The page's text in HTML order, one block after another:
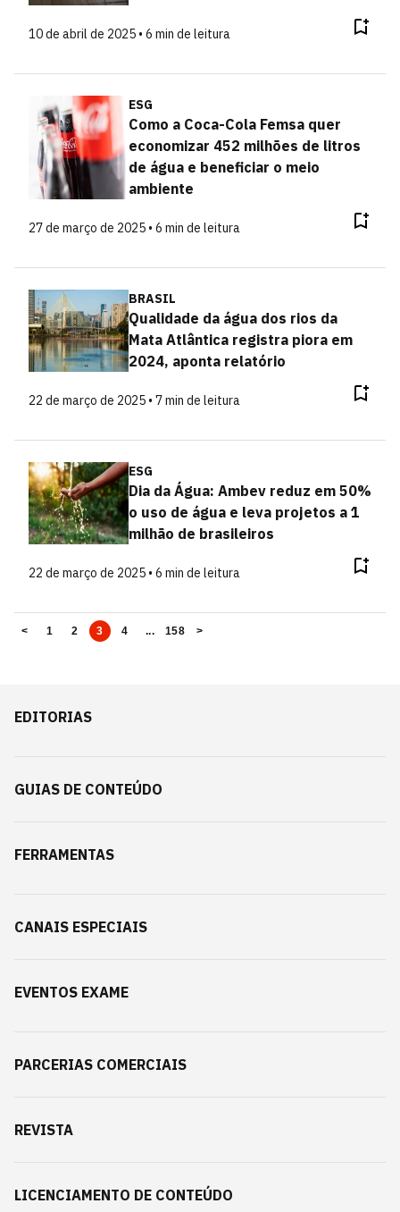
10 de abril de 2025 • 6 min de leitura
ESG
Como a Coca-Cola Femsa quer
economizar 452 milhões de litros
de água e beneficiar o meio
ambiente
27 de março de 2025 • 6 min de leitura
BRASIL
Qualidade da água dos rios da
Mata Atlântica registra piora em
2024, aponta relatório
22 de março de 2025 • 7 min de leitura
ESG
Dia da Água: Ambev reduz em 50%
o uso de água e leva projetos a 1
milhão de brasileiros
22 de março de 2025 • 6 min de leitura
< 1 2 3 4 ... 158 >
EDITORIAS
GUIAS DE CONTEÚDO
FERRAMENTAS
CANAIS ESPECIAIS
EVENTOS EXAME
PARCERIAS COMERCIAIS
REVISTA
LICENCIAMENTO DE CONTEÚDO